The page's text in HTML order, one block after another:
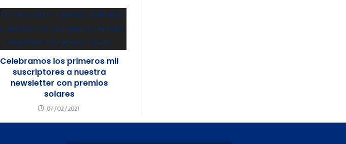
Celebramos los primeros mil
suscriptores a nuestra
newsletter con premios
solares
07/02/2021